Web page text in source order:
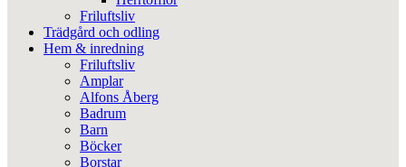
Friluftsliv
Trädgård och odling
Hem & inredning
Friluftsliv
Amplar
Alfons Åberg
Badrum
Barn
Böcker
Borstar